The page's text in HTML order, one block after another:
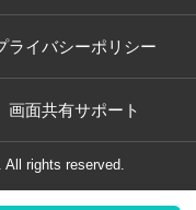
ライバシーポリシー
画面共有サポート
All rights reserved.